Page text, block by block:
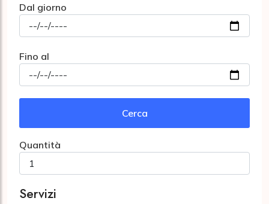
Dal giorno
Fino al
Cerca
Quantità
Servizi